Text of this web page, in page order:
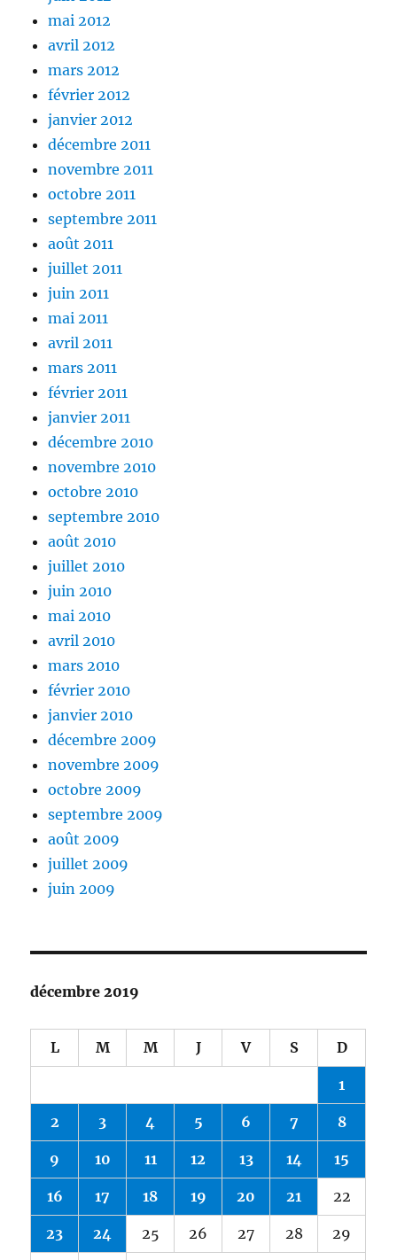
mai 2012
avril 2012
mars 2012
février 2012
janvier 2012
décembre 2011
novembre 2011
octobre 2011
septembre 2011
août 2011
juillet 2011
juin 2011
mai 2011
avril 2011
mars 2011
février 2011
janvier 2011
décembre 2010
novembre 2010
octobre 2010
septembre 2010
août 2010
juillet 2010
juin 2010
mai 2010
avril 2010
mars 2010
février 2010
janvier 2010
décembre 2009
novembre 2009
octobre 2009
septembre 2009
août 2009
juillet 2009
juin 2009
décembre 2019
L M M J V S D
1
2 3 4 5 6 7 8
9 10 11 12 13 14 15
16 17 18 19 20 21 22
23 24 25 26 27 28 29